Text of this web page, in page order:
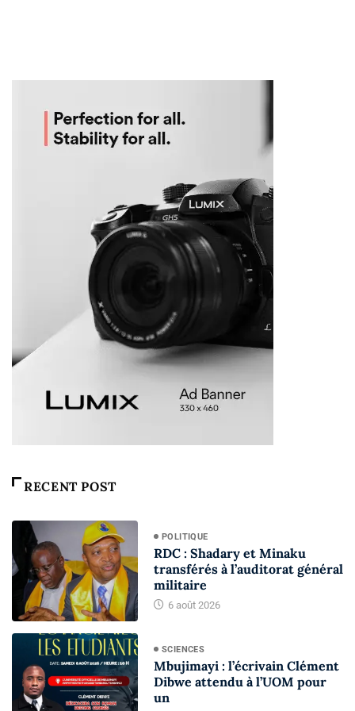
RECENT POST
POLITIQUE
RDC : Shadary et Minaku
transférés à l’auditorat général
militaire
6 août 2026
SCIENCES
Mbujimayi : l’écrivain Clément
Dibwe attendu à l’UOM pour
un